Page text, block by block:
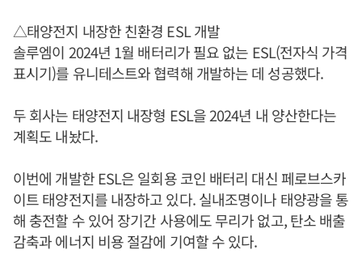
△태양전지 내장한 친환경 ESL 개발
솔루엠이 2024년 1월 배터리가 필요 없는 ESL(전자식 가격
표시기)를 유니테스트와 협력해 개발하는 데 성공했다.
두 회사는 태양전지 내장형 ESL을 2024년 내 양산한다는
계획도 내놨다.
이번에 개발한 ESL은 일회용 코인 배터리 대신 페로브스카
이트 태양전지를 내장하고 있다. 실내조명이나 태양광을 통
해 충전할 수 있어 장기간 사용에도 무리가 없고, 탄소 배출
감축과 에너지 비용 절감에 기여할 수 있다.